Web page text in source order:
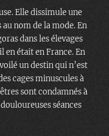
Elle dissimule une
nom de la mode. En
dans les élevages
en était en France. En
un destin qui n’est
cages minuscules à
sont condamnés à
séances